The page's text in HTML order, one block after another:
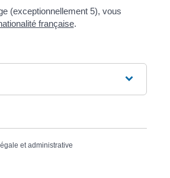
(exceptionnellement 5), vous
française.
et administrative